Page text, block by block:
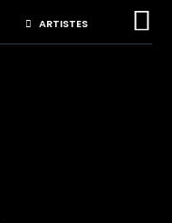
ARTISTES 